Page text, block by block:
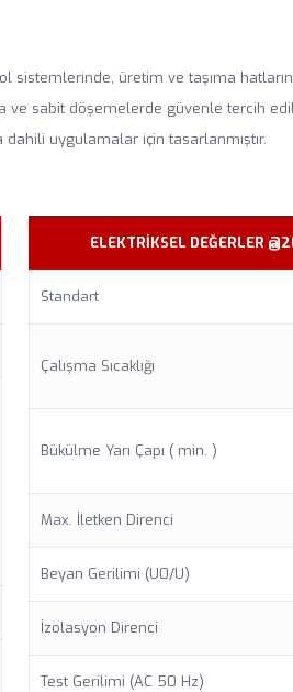
üretim ve taşıma
sabit döşemelerde güvenle tercih
dahili uygulamalar için tasarlanmıştır.
ELEKTRİKSEL DEĞERLER
Standart
Çalışma Sıcaklığı
Bükülme Yarı Çapı ( min. )
Max. İletken Direnci
Beyan Gerilimi (U0/U)
İzolasyon Direnci
Test Gerilimi (AC 50 Hz)